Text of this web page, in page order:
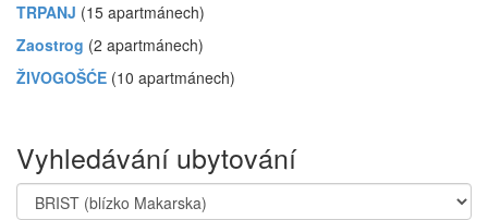
TRPANJ (15 apartmánech)
Zaostrog (2 apartmánech)
ŽIVOGOŠĆE (10 apartmánech)
Vyhledávání ubytování